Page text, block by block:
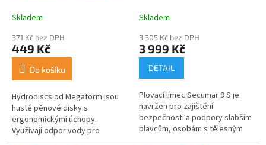
Skladem
371 Kč bez DPH
449 Kč
Do košíku
Hydrodiscs od Megaform jsou
husté pěnové disky s
ergonomickými úchopy.
Využívají odpor vody pro
efektivní posílení horní poloviny
Skladem
3 305 Kč bez DPH
3 999 Kč
DETAIL
Plovací límec Secumar 9 S je
navržen pro zajištění
bezpečnosti a podpory slabším
plavcům, osobám s tělesným
postižením, starším lidem nebo